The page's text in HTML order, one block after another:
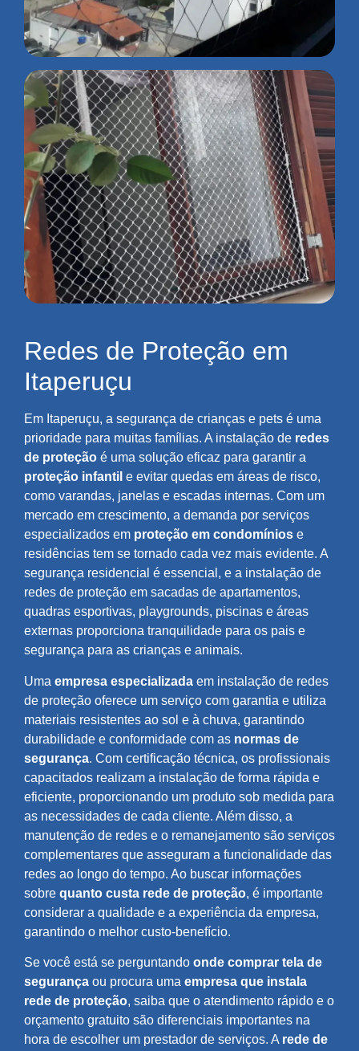
Redes de Proteção em
Itaperuçu
Em Itaperuçu, a segurança de crianças e pets é uma
prioridade para muitas famílias. A instalação de redes
de proteção é uma solução eficaz para garantir a
proteção infantil e evitar quedas em áreas de risco,
como varandas, janelas e escadas internas. Com um
mercado em crescimento, a demanda por serviços
especializados em proteção em condomínios e
residências tem se tornado cada vez mais evidente. A
segurança residencial é essencial, e a instalação de
redes de proteção em sacadas de apartamentos,
quadras esportivas, playgrounds, piscinas e áreas
externas proporciona tranquilidade para os pais e
segurança para as crianças e animais.
Uma empresa especializada em instalação de redes
de proteção oferece um serviço com garantia e utiliza
materiais resistentes ao sol e à chuva, garantindo
durabilidade e conformidade com as normas de
segurança. Com certificação técnica, os profissionais
capacitados realizam a instalação de forma rápida e
eficiente, proporcionando um produto sob medida para
as necessidades de cada cliente. Além disso, a
manutenção de redes e o remanejamento são serviços
complementares que asseguram a funcionalidade das
redes ao longo do tempo. Ao buscar informações
sobre quanto custa rede de proteção, é importante
considerar a qualidade e a experiência da empresa,
garantindo o melhor custo-benefício.
Se você está se perguntando onde comprar tela de
segurança ou procura uma empresa que instala
rede de proteção, saiba que o atendimento rápido e o
orçamento gratuito são diferenciais importantes na
hora de escolher um prestador de serviços. A rede de